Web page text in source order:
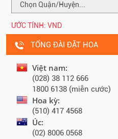
ƯỚC TÍNH: VND
TỔNG ĐÀI ĐẶT HOA
Việt nam:
(028) 38 112 666
1800 6138 (miễn cước)
Hoa kỳ:
(510) 417 4568
Úc:
(02) 8006 0568